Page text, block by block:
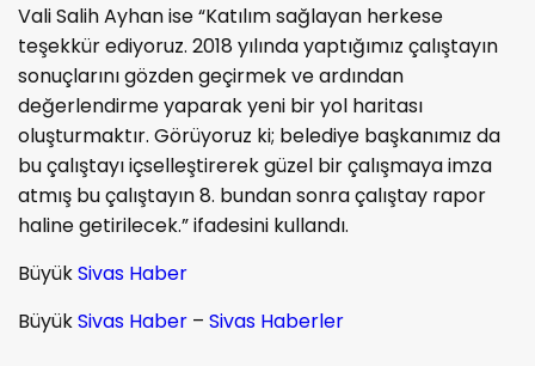
Vali Salih Ayhan ise “Katılım sağlayan herkese
teşekkür ediyoruz. 2018 yılında yaptığımız çalıştayın
sonuçlarını gözden geçirmek ve ardından
değerlendirme yaparak yeni bir yol haritası
oluşturmaktır. Görüyoruz ki; belediye başkanımız da
bu çalıştayı içselleştirerek güzel bir çalışmaya imza
atmış bu çalıştayın 8. bundan sonra çalıştay rapor
haline getirilecek.” ifadesini kullandı.
BüyükSivas Haber
BüyükSivas Haber – Sivas Haberler